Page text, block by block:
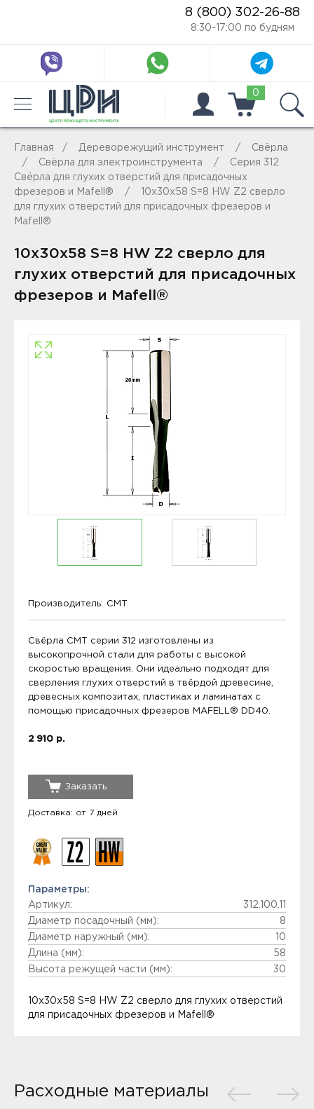
8 (800) 302-26-88
8:30-17:00 по будням
0
Главная Дереворежущий инструмент
Свёрла
Свёрла для электроинструмента
Серия 312.
Свёрла для глухих отверстий для присадочных
фрезеров и Mafell®
10x30x58 S=8 HW Z2 сверло
для глухих отверстий для присадочных фрезеров и
Mafell®
10x30x58 S=8 HW Z2 сверло для
глухих отверстий для присадочных
фрезеров и Mafell®
Производитель: CMT
Свёрла CMT серии 312 изготовлены из
высокопрочной стали для работы с высокой
скоростью вращения. Они идеально подходят для
сверления глухих отверстий в твёрдой древесине,
древесных композитах, пластиках и ламинатах с
помощью присадочных фрезеров MAFELL® DD40.
2 910 р.
Заказать
Доставка: от 7 дней
Параметры:
Артикул:
312.100.11
Диаметр посадочный (мм):
8
Диаметр наружный (мм):
10
Длина (мм):
58
Высота режущей части (мм):
30
10x30x58 S=8 HW Z2 сверло для глухих отверстий
для присадочных фрезеров и Mafell®
Расходные материалы